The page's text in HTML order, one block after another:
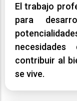
El trabajo
para
contribuir al
se vive.